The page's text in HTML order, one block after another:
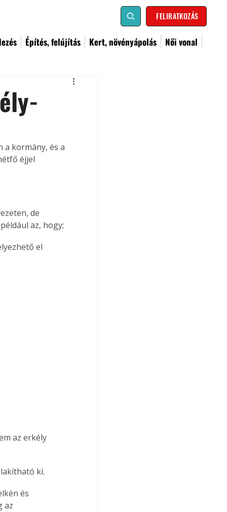
FELIRATKOZÁS
Építés, felújítás Kert, növényápolás Női vonal
a kormány, és a
éjjel
de
az, hogy;
el
az erkély
ki.
és
az